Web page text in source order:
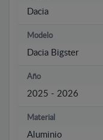
Dacia
Modelo
Dacia Bigster
Año
2025 - 2026
Material
Aluminio